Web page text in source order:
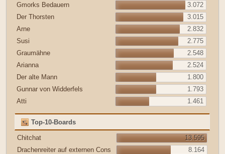
Gmorks Bedauern
3.072
Der Thorsten
3.015
Arne
2.832
Susi
2.775
Graumähne
2.548
Arianna
2.524
Der alte Mann
1.800
Gunnar von Widderfels
1.793
Atti
1.461
Top-10-Boards
Chitchat
13.595
Drachenreiter auf externen Cons
8.164